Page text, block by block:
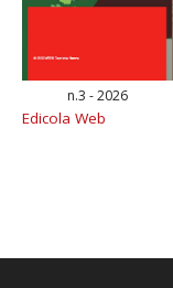
n.3 - 2026
Edicola Web